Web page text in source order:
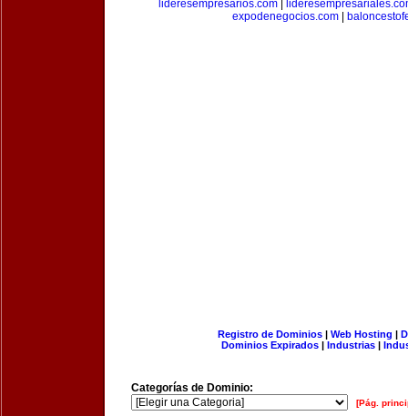
lideresempresarios.com|
expodenegocios.com|
Registro de Dominios| Web Hosting |
Dominios Expirados | Industrias |
Categorías de Dominio:
[Pág.